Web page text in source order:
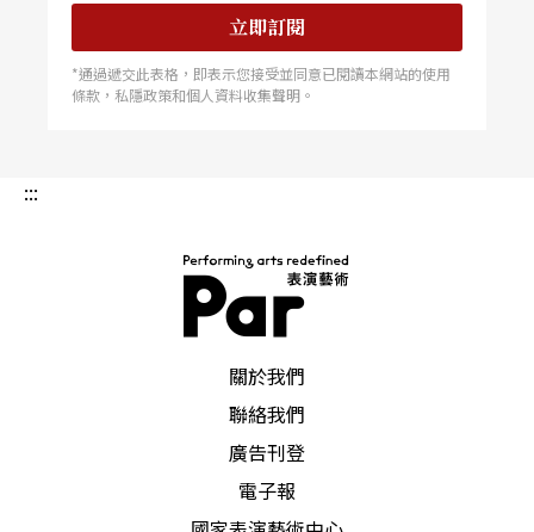
立即訂閱
*通過遞交此表格，即表示您接受並同意已閱讀本網站的使用
條款，私隱政策和個人資料收集聲明。
:::
關於我們
聯絡我們
廣告刊登
電子報